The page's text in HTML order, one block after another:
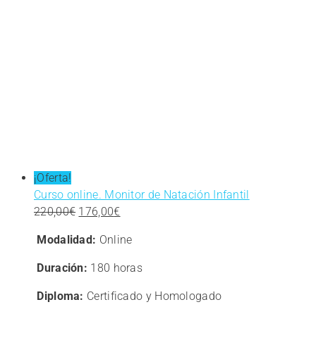
¡Oferta!
Curso online. Monitor de Natación Infantil
220,00€ El
original
era:
176,00€
actual
Modalidad: Online
Duración: 180 horas
Diploma: Certificado y Homologado